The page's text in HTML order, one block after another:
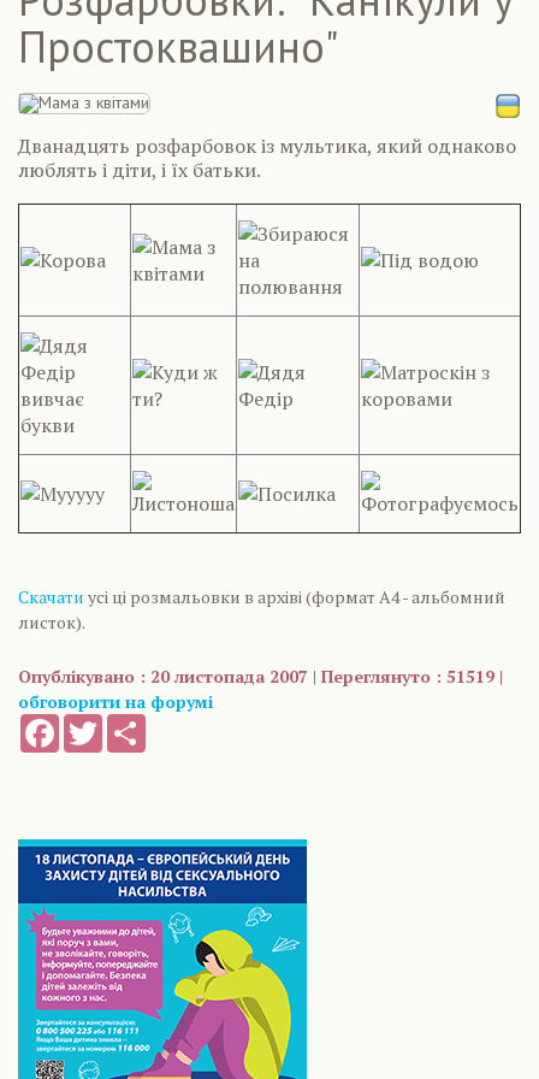
Простоквашино"
Дванадцять розфарбовок із мультика, який однаково
люблять і діти, і їх батьки.
Скачати усі ці розмальовки в архіві (формат А4 - альбомний
листок).
Опублікувано : 20 листопада 2007 | Переглянуто : 51519 |
обговорити на форумі
FacebookTwitter